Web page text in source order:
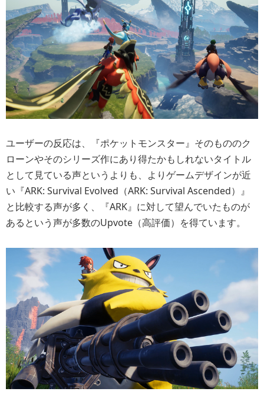
ユーザーの反応は、『ポケットモンスター』そのもののク
ローンやそのシリーズ作にあり得たかもしれないタイトル
として見ている声というよりも、よりゲームデザインが近
い『ARK: Survival Evolved（ARK: Survival Ascended）』
と比較する声が多く、『ARK』に対して望んでいたものが
あるという声が多数のUpvote（高評価）を得ています。